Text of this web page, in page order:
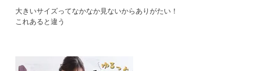
大きいサイズってなかなか見ないからありがたい！
これあると違う